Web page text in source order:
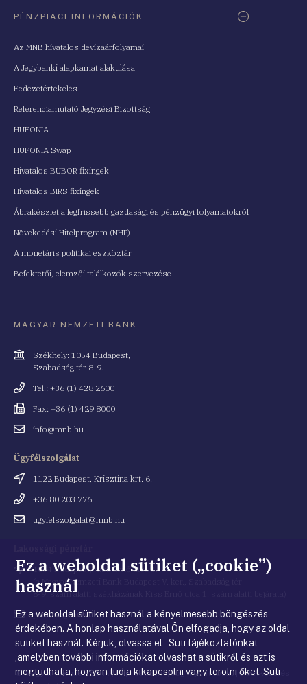
PÉNZPIACI INFORMÁCIÓK
Az MNB hivatalos devizaárfolyamai
A Jegybanki alapkamat alakulása
Fedezetértékelés
Referenciamutató Jegyzési Bizottság
HUFONIA
HUFONIA Swap
Hivatalos BUBOR fixingek
Hivatalos BIRS fixingek
Ábrakészlet a legfrissebb gazdasági és pénzügyi folyamatokról
Növekedési Hitelprogram (NHP)
A monetáris politikai eszköztár
Befektetői, elemzői találkozók szervezése
MAGYAR NEMZETI BANK
Cím
Székhely: 1054 Budapest,
Szabadság tér 8-9.
Telefonszám
Tel.: +36 (1) 428 2600
Fax
Fax: +36 (1) 429 8000
Emailinfo@mnb.hu
Ügyfélszolgálat
Cím
1122 Budapest, Krisztina krt. 6.
Telefonszám
+36 80 203 776
Emailugyfelszolgalat@mnb.hu
Cím 1054 Budapest, Kiss Ernő utca 1.
(a Magyar Nemzeti Bank Budapest V. ker., Szabadság tér
8-9. szám alatti székházának Kiss Ernő utca 1. szám alatti bejárata)
Email
cím
penztar@mnb.hu
© Magyar Nemzeti Bank |Impresszum|Jogi nyilatkozat|Adatkezelési
Ez a weboldal sütiket („cookie”)
használ
Ez a weboldal sütiket használ a kényelmesebb böngészés
érdekében. A honlap használatával Ön elfogadja, hogy az oldal
sütiket használ. Kérjük, olvassa el Süti tájékoztatónkat
,amelyben további információkat olvashat a sütikről és azt is
megtudhatja, hogyan tudja kikapcsolni vagy törölni őket.Süti